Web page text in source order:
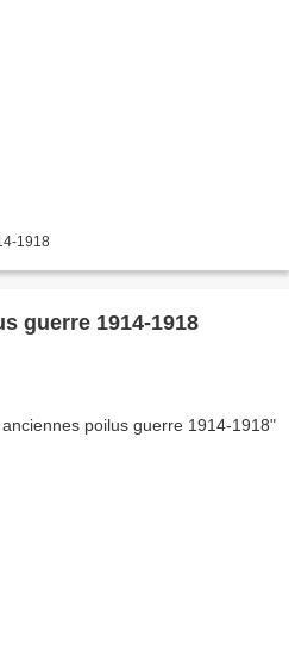
1918
guerre 1914-1918